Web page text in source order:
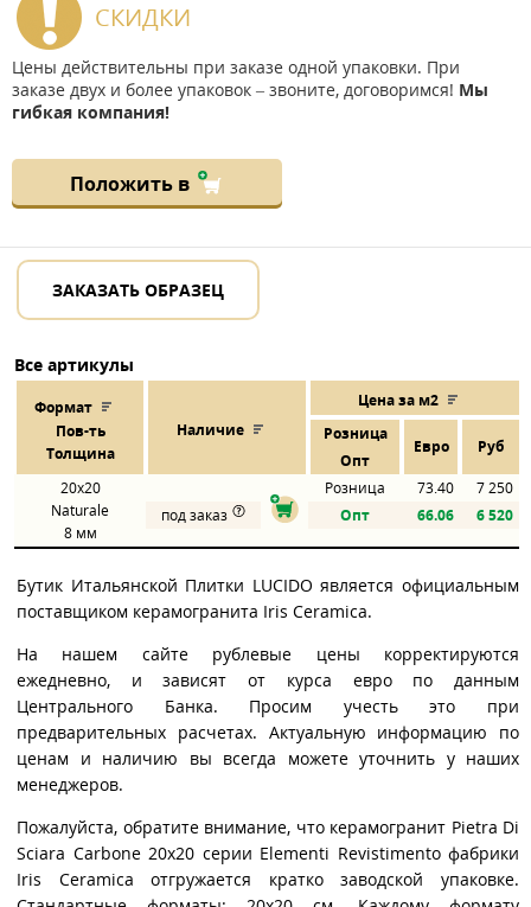
СКИДКИ
Цены действительны при заказе одной упаковки. При
заказе двух и более упаковок – звоните, договоримся! Мы
гибкая компания!
Положить в
ЗАКАЗАТЬ ОБРАЗЕЦ
Все артикулы
Формат
Пов-ть
Толщина
Наличие
Цена за м2
Розница
Евро Руб
Опт
20x20
Naturale
8 мм
Розница 73.40
7 250
под заказ
Опт 66.06 6 520
Бутик Итальянской Плитки LUCIDO является официальным
поставщиком керамогранита Iris Ceramica.
На нашем сайте рублевые цены корректируются
ежедневно, и зависят от курса евро по данным
Центрального Банка. Просим учесть это при
предварительных расчетах. Актуальную информацию по
ценам и наличию вы всегда можете уточнить у наших
менеджеров.
Пожалуйста, обратите внимание, что керамогранит Pietra Di
Sciara Carbone 20x20 серии Elementi Revistimento фабрики
Iris Ceramica отгружается кратко заводской упаковке.